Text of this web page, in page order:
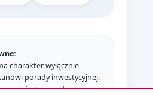
charakter wyłącznie
porady inwestycyjnej.
nie jest narzędziem